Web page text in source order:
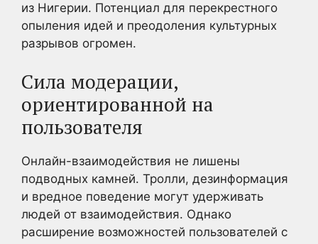
из Нигерии. Потенциал для перекрестного
опыления идей и преодоления культурных
разрывов огромен.
Сила модерации,
ориентированной на
пользователя
Онлайн-взаимодействия не лишены
подводных камней. Тролли, дезинформация
и вредное поведение могут удерживать
людей от взаимодействия. Однако
расширение возможностей пользователей с